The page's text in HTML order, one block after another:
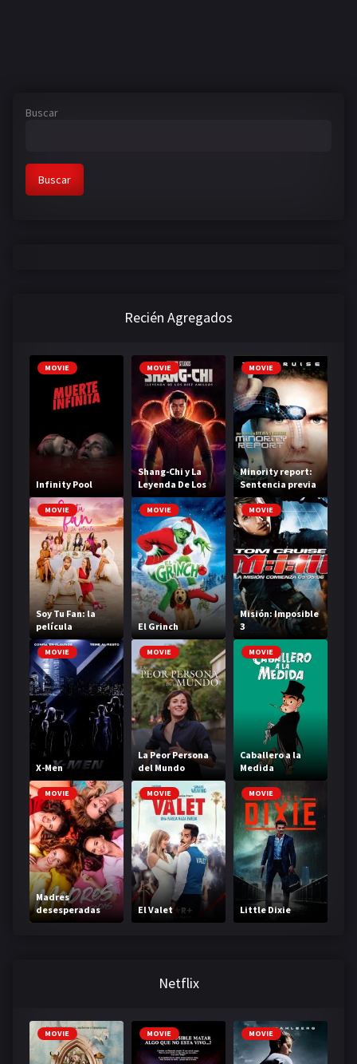
Buscar
Buscar
Recién Agregados
MOVIE
Infinity Pool
MOVIE
Shang-Chi y La
Leyenda De Los
Diez Anillos
MOVIE
Minority report:
Sentencia previa
MOVIE
Soy Tu Fan: la
película
MOVIE
El Grinch
MOVIE
Misión: Imposible
3
MOVIE
X-Men
MOVIE
La Peor Persona
del Mundo
MOVIE
Caballero a la
Medida
MOVIE
Madres
desesperadas
MOVIE
El Valet
MOVIE
Little Dixie
Netflix
MOVIE MOVIE MOVIE